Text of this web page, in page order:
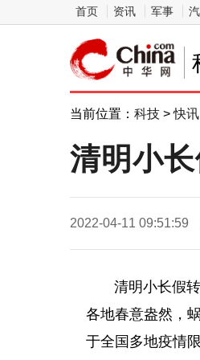
首页 资讯 军事
当前位置： 科技 >快讯
清明小
2022-04-11 09:51:59
清明小长假转
各地春意盎然，
于全国多地疫情